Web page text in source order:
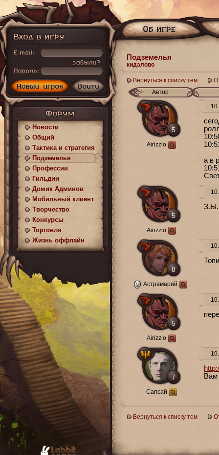
Подземелья
кидалово
Вернуться к списку тем
Автор
5
Airizzio
а в
5
Airizzio
З.Ы.
8
Астрамарий
5
Airizzio
7
Сапсай
Вам
Вернуться к списку тем
Новости
Общий
Тактика и стратегия
Подземелья
Профессии
Гильдии
Домик Админов
Мобильный клиент
Творчество
Конкурсы
Торговля
Жизнь оффлайн